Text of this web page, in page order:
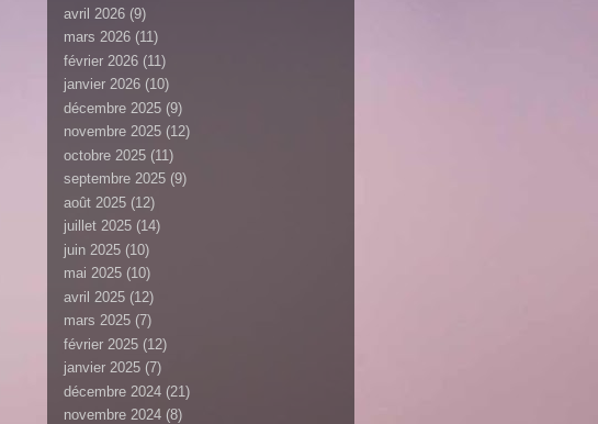
avril 2026 (9)
mars 2026 (11)
février 2026 (11)
janvier 2026 (10)
décembre 2025 (9)
novembre 2025 (12)
octobre 2025 (11)
septembre 2025 (9)
août 2025 (12)
juillet 2025 (14)
juin 2025 (10)
mai 2025 (10)
avril 2025 (12)
mars 2025 (7)
février 2025 (12)
janvier 2025 (7)
décembre 2024 (21)
novembre 2024 (8)